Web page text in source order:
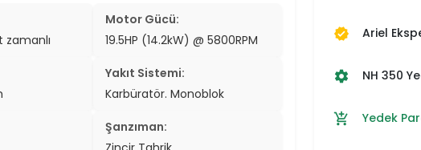
zamanlı
Motor Gücü:
19.5HP (14.2kW) @ 5800RPM
Yakıt Sistemi:
Karbüratör. Monoblok
Şanzıman:
verified Ariel
settings NH 350
add_shopping_cart Yedek